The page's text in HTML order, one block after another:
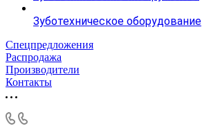
Зуботехническое оборудование
Спецпредложения
Распродажа
Производители
Контакты